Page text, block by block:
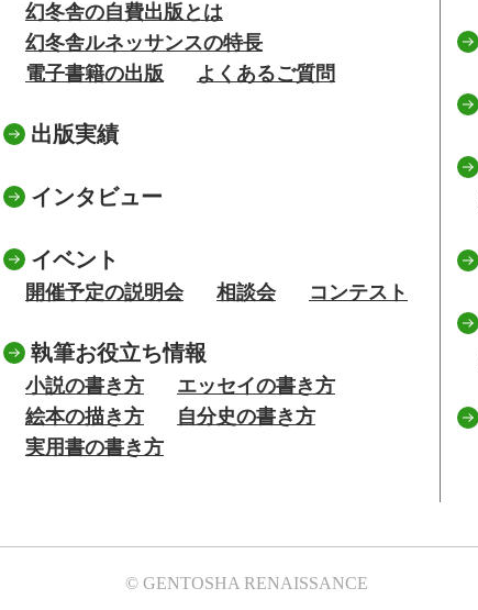
幻冬舎の自費出版とは
幻冬舎ルネッサンスの特長
電子書籍の出版
よくあるご質問
出版実績
インタビュー
イベント
開催予定の説明会 相談会 コンテスト
執筆お役立ち情報
小説の書き方
エッセイの書き方
絵本の描き方
自分史の書き方
実用書の書き方
© GENTOSHA RENAISSANCE